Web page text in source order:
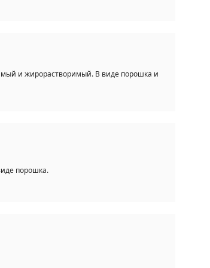
и жирорастворимый. В виде порошка и
порошка.